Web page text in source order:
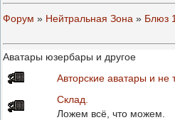
Форум » Нейтральная Зона » Блюз
Аватары юзербары и другое
Авторские аватары и не
Склад.
Ложем всё, что можем.